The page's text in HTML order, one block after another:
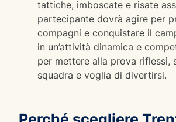
tattiche, imboscate e risate
partecipante dovrà agire per
compagni e conquistare il
in un’attività dinamica e
per mettere alla prova riflessi,
squadra e voglia di divertirsi.